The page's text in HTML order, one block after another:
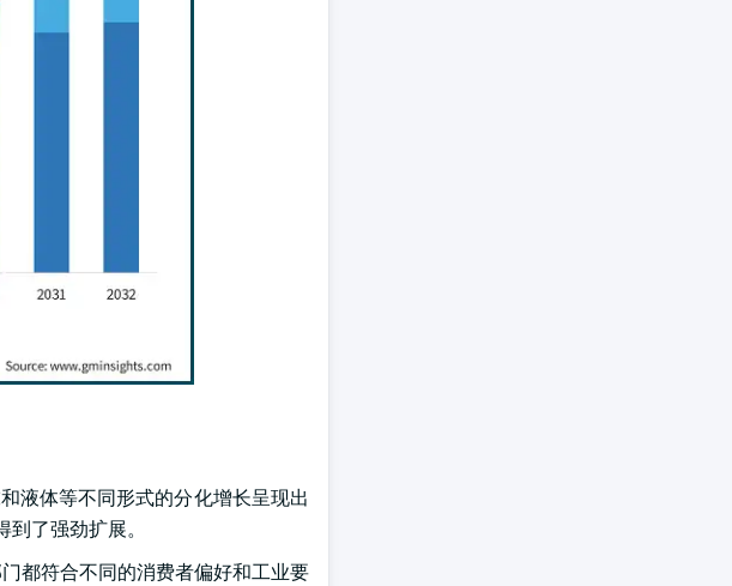
液体等不同形式的分化增长呈现出
了强劲扩展。
都符合不同的消费者偏好和工业要